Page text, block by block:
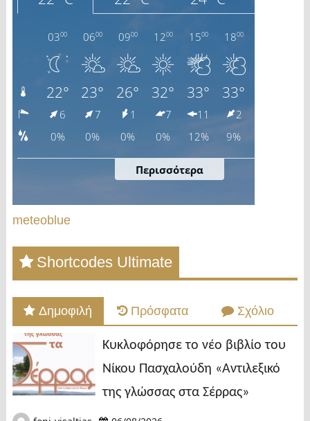
meteoblue
Shortcodes Ultimate
Δημοφιλή Πρόσφατα Σχόλιο
Κυκλοφόρησε το νέο βιβλίο του
Νίκου Πασχαλούδη «Αντιλεξικό
της γλώσσας στα Σέρρας»